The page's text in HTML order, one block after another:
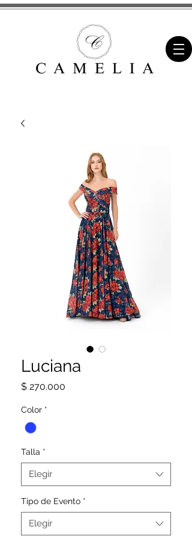
Luciana
$ 270.000
Color *
Talla *
Elegir
Tipo de Evento *
Elegir